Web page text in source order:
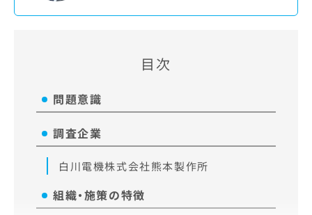
目次
問題意識
調査企業
白川電機株式会社熊本製作所
組織・施策の特徴